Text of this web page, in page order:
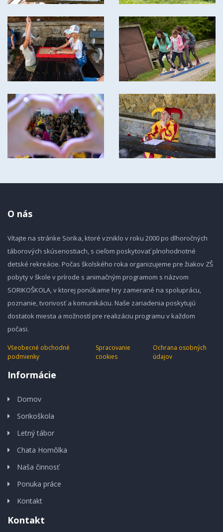
O nás
Vítajte na stránke Sorika, ktoré vzniklo v roku 2000 po dlhoročných
táborových skúsenostiach, s cieľom poskytovať plnohodnotné
detské rekreácie. Počas školského roka organizujeme pre žiakov ZŠ
pobyty v škole v prírode s animačným programom s názvom
SORIKOŠKOLA, v ktorej ponúkame hry zamerané na spoluprácu,
poznanie, tvorivosť a komunikáciu. Naše zariadenia poskytujú
dostatok miesta a možností pre realizáciu programu v každom
počasi.
Všeobecné obchodné
podmienky
Spracovanie
cookies
Ochrana osobných
údajov
Informácie
Domov
Sorikoškola
Letný tábor
Chata Homôlka
Naša činnosť
Ponuka práce
Kontakt
Kontakt